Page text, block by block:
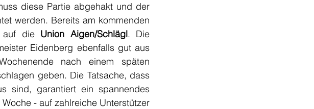
diese Partie abgehakt und der
auf die Union Aigen/Schlägl. Die
Eidenberg ebenfalls gut aus
nach einem späten
geben. Die Tatsache, dass
sind, garantiert ein spannendes
- auf zahlreiche Unterstützer